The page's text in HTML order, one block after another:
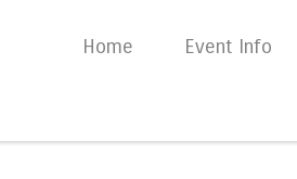
Skip to content
Home Event Info